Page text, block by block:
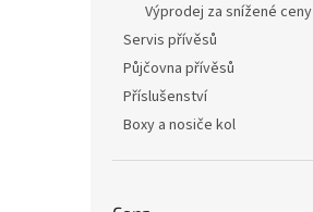
Výprodej za snížené ceny
Servis přívěsů
Půjčovna přívěsů
Příslušenství
Boxy a nosiče kol